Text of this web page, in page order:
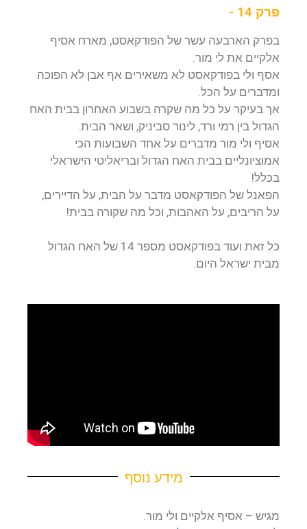
פרק 14 -
בפרק הארבעה עשר של הפודקאסט, מארח אסיף
אלקיים את לי מור.
אסף ולי בפודקאסט לא משאירים אף אבן לא הפוכה
ומדברים על הכל.
אך בעיקר על כל מה שקרה בשבוע האחרון בבית האח
הגדול בין רמי ורד, לינור סביניק, ושאר הבית.
אסיף ולי מור מדברים על אחד השבועות הכי
אמוציונליים בבית האח הגדול ובריאליטי הישראלי
בכלל!
הפאנל של הפודקאסט מדבר על הבית, על הדיירים,
על הריבים, על האהבות, וכל מה שקורה בבית!
כל זאת ועוד בפודקאסט מספר 14 של האח הגדול
מבית ישראל היום.
מידע נוסף
מגיש – אסיף אלקיים ולי מור.